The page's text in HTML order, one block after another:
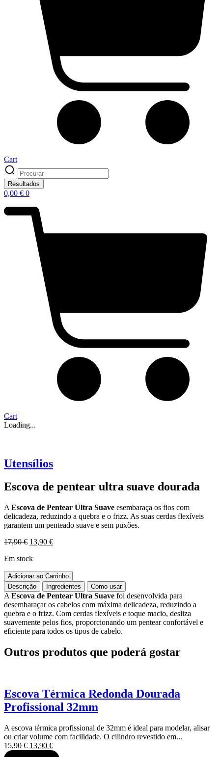
Cart
Search
...
Resultados
0,00 € 0
Cart
Loading...
Utensílios
Escova de pentear ultra suave dourada
A Escova de Pentear Ultra Suave esembaraça os fios com
delicadeza, reduzindo a quebra e o frizz. As suas cerdas flexíveis
garantem um penteado suave e sem puxões.
17,90€ O
original
17,90 €.
13,90 €O
13,90 €.
Em stock
Quantidade
de
Escova
de
pentear
ultra
suave
dourada
Adicionar ao Carrinho
Descrição
Ingredientes Como usar
A Escova de Pentear Ultra Suave foi desenvolvida para
desembaraçar os cabelos com máxima delicadeza, reduzindo a
quebra e o frizz. Com cerdas flexíveis e toque macio, desliza
suavemente pelos fios, proporcionando um pentear confortável e
eficiente para todos os tipos de cabelo.
Outros produtos que poderá gostar
Escova Térmica Redonda Dourada
Profissional 32mm
A escova térmica profissional de 32mm é ideal para modelar, alisar
ou criar volume com facilidade. O cilindro revestido em...
15,90€ O
13,90 €O
preço